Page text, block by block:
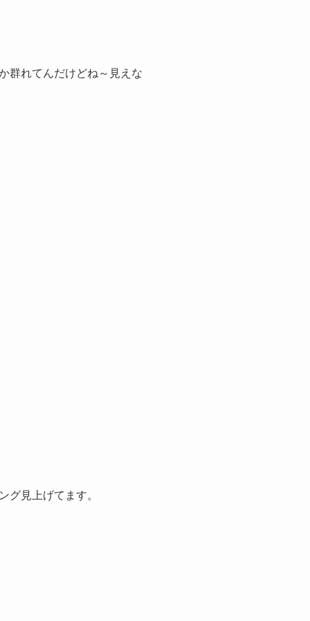
群れてんだけどね～見えな
グ見上げてます。